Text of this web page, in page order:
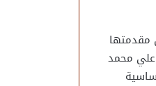
مقدمتها
علي محمد